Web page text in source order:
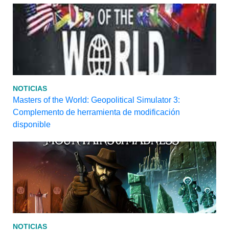
NOTICIAS
Masters of the World: Geopolitical Simulator 3:
Complemento de herramienta de modificación
disponible
NOTICIAS